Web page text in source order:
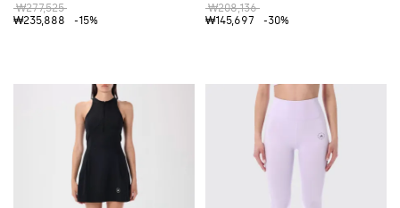
₩277,525
₩235,888
-15%
₩208,136
₩145,697
-30%